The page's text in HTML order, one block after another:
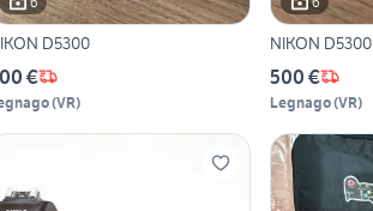
D5300
€
(VR)
NIKON D5300
500 €
Legnago(VR)